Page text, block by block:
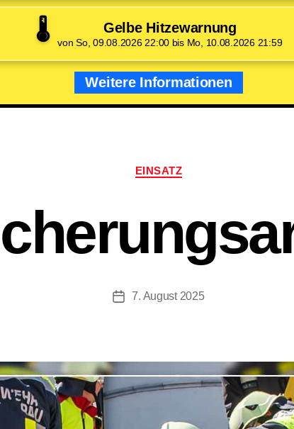
🌡️ Gelbe Hitzewarnung
von So, 09.08.2026 22:00 bis Mo, 10.08.2026 21:59
Weitere Informationen
Kategorien
EINSATZ
Beitragsdatum
7. August 2025